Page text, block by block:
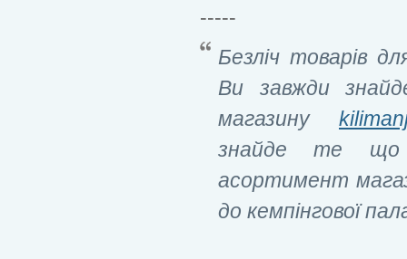
-----
Безліч товарів
Ви завжди
магазину
знайде те що
асортимент
до кемпінгової